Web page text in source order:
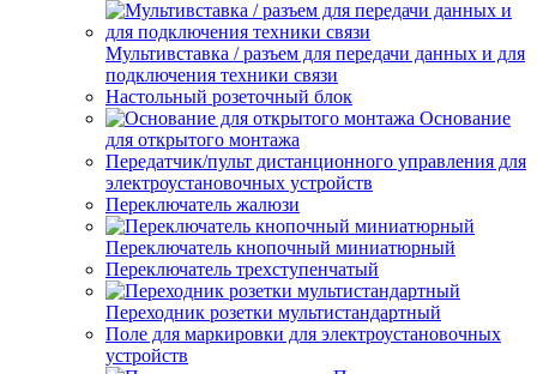
Мультивставка / разъем для передачи данных и для
подключения техники связи
Настольный розеточный блок
Основание
для открытого монтажа
Передатчик/пульт дистанционного управления для
электроустановочных устройств
Переключатель жалюзи
Переключатель кнопочный миниатюрный
Переключатель трехступенчатый
Переходник розетки мультистандартный
Поле для маркировки для электроустановочных
устройств